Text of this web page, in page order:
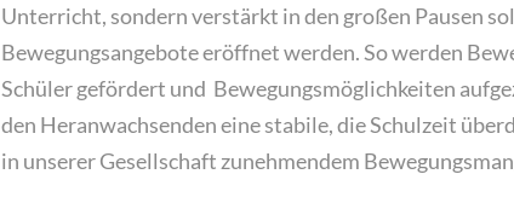
Unterricht, sondern verstärkt in den großen Pausen
Bewegungsangebote eröffnet werden. So werden
Schüler gefördert und Bewegungsmöglichkeiten
den Heranwachsenden eine stabile, die Schulzeit
in unserer Gesellschaft zunehmendem